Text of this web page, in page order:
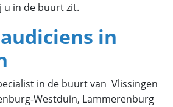
u in de buurt zit.
in
in de buurt van Vlissingen
Westduin, Lammerenburg